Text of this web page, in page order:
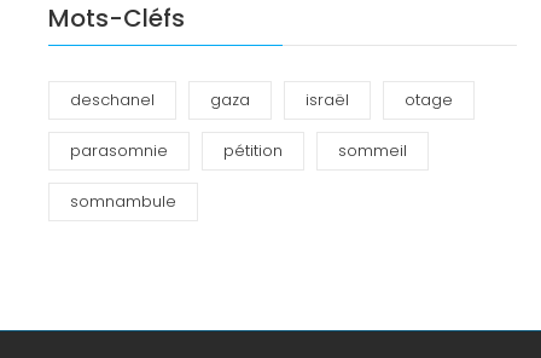
Mots-Cléfs
deschanel gaza israël otage
parasomnie pétition sommeil
somnambule